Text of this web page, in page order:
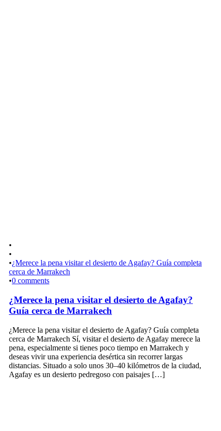
•
•
•¿Merece la pena visitar el desierto de Agafay? Guía completa
cerca de Marrakech
•0 comments
¿Merece la pena visitar el desierto de Agafay?
Guía cerca de Marrakech
¿Merece la pena visitar el desierto de Agafay? Guía completa
cerca de Marrakech Sí, visitar el desierto de Agafay merece la
pena, especialmente si tienes poco tiempo en Marrakech y
deseas vivir una experiencia desértica sin recorrer largas
distancias. Situado a solo unos 30–40 kilómetros de la ciudad,
Agafay es un desierto pedregoso con paisajes […]